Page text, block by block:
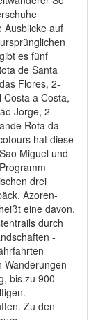
Ausblicke auf
es fünf
de Santa
Flores, 2-
a Costa,
Jorge, 2-
Rota da
hat diese
Miguel und
drei
Azoren-
eine davon.
durch
-
Wanderungen
bis zu 900
Zu den